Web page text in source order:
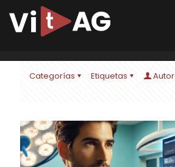
Categorías Etiquetas
Autor